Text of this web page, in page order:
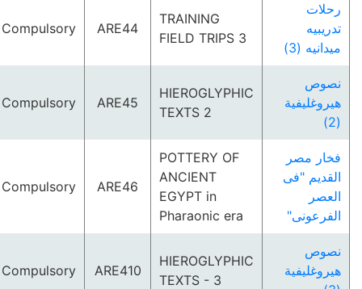
رحلات
تدريبيه
ميدانيه (3)
TRAINING
FIELD TRIPS 3
ARE44
Compulsory
نصوص
هيروغليفية
HIEROGLYPHIC
TEXTS 2
ARE45
Compulsory
فخار مصر
القديم "فى
العصر
الفرعونى"
POTTERY OF
ANCIENT
EGYPT in
Pharaonic era
ARE46
Compulsory
نصوص
هيروغليفية
HIEROGLYPHIC
TEXTS - 3
ARE410
Compulsory